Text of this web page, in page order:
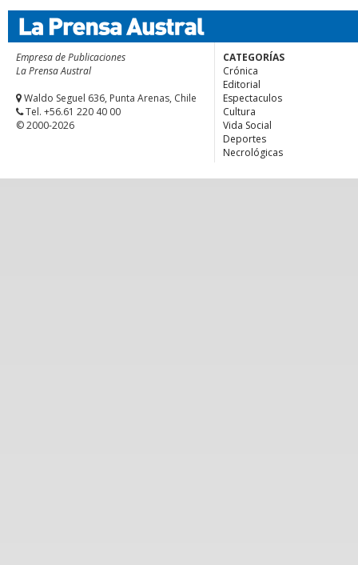
Empresa de Publicaciones
La Prensa Austral
Waldo Seguel 636, Punta Arenas, Chile
Tel. +56.61 220 40 00
© 2000-2026
CATEGORÍAS
Crónica
Editorial
Espectaculos
Cultura
Vida Social
Deportes
Necrológicas